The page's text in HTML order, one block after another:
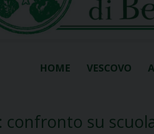
HOME VESCOVO
confronto su